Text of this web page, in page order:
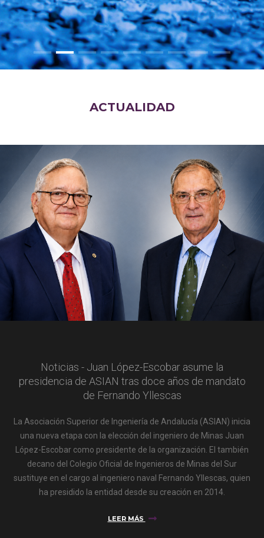
ACTUALIDAD
Noticias - Juan López-Escobar asume la
presidencia de ASIAN tras doce años de mandato
de Fernando Yllescas
La Asociación Superior de Ingeniería de Andalucía (ASIAN) inicia
una nueva etapa con la elección del ingeniero de Minas Juan
López-Escobar como presidente de la organización. El también
decano del Colegio Oficial de Ingenieros de Minas del Sur
sustituye en el cargo al ingeniero naval Fernando Yllescas, quien
ha presidido la entidad desde su creación en 2014.
LEER MÁS